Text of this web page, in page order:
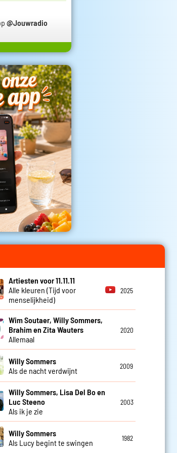
@Jouwradio
Artiesten voor 11.11.11
Alle kleuren (Tijd voor
menselijkheid)
2025
Wim Soutaer, Willy Sommers,
Brahim en Zita Wauters
Allemaal
2020
Willy Sommers
Als de nacht verdwijnt
2009
Willy Sommers, Lisa Del Bo en
Luc Steeno
Als ik je zie
2003
Willy Sommers
Als Lucy begint te swingen
1982